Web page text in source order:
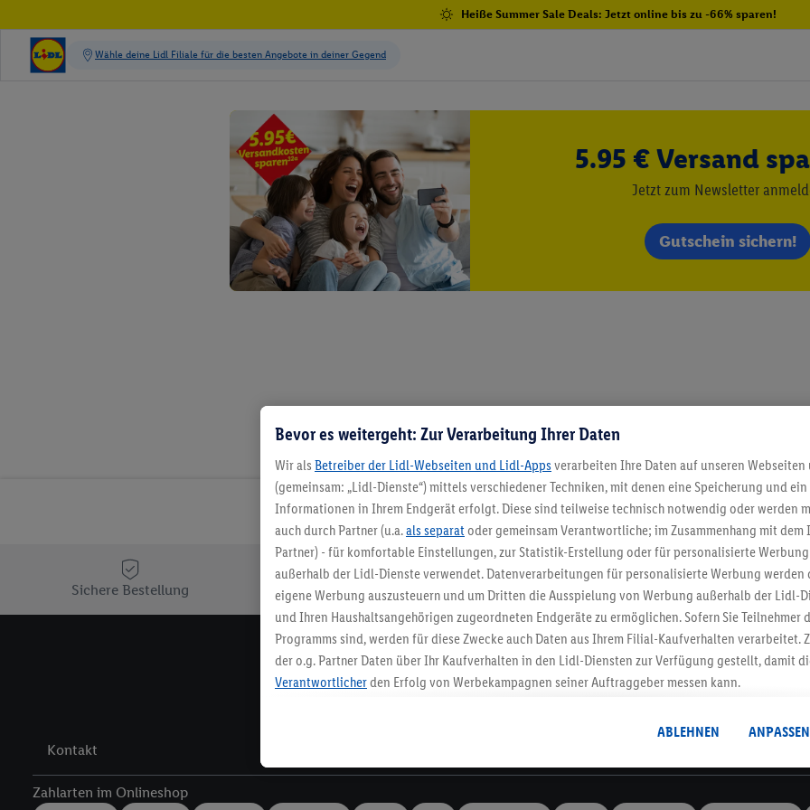
Heiße Summer Sale Deals: Jetzt online bis zu -66% sparen!
5.95 € Versand
Jetzt zum Newsletter
Gutschein sichern!
Lidl-Newsletter
Sichere Bestellung Kostenlose Retoure Rückgabefrist von
Newsletter
Melde dich zum Lidl Newsletter an & sichere dir dein
Kontakt
Zahlarten im Onlineshop
Bevor es weitergeht: Zur Verarbeitung Ihrer Daten
Wir als Betreiber der Lidl-Webseiten und Lidl-Apps verarbeiten Ihre Daten auf unseren Webseiten
(gemeinsam: „Lidl-Dienste“) mittels verschiedener Techniken, mit denen eine Speicherung und
Informationen in Ihrem Endgerät erfolgt. Diese sind teilweise technisch notwendig oder werden
auch durch Partner (u.a.als separat oder gemeinsam Verantwortliche; im Zusammenhang mit dem
Partner) - für komfortable Einstellungen, zur Statistik-Erstellung oder für personalisierte
außerhalb der Lidl-Dienste verwendet. Datenverarbeitungen für personalisierte Werbung werden
eigene Werbung auszusteuern und um Dritten die Ausspielung von Werbung außerhalb der Lidl-
und Ihren Haushaltsangehörigen zugeordneten Endgeräte zu ermöglichen. Sofern Sie Teilnehmer
Programms sind, werden für diese Zwecke auch Daten aus Ihrem Filial-Kaufverhalten verarbeitet.
der o.g. Partner Daten über Ihr Kaufverhalten in den Lidl-Diensten zur Verfügung gestellt, damit
Verantwortlicherden Erfolg von Werbekampagnen seiner Auftraggeber messen kann.
angereicherten Profilen. Dies umfasst die Zusammenführung von Daten (z.B. über Ihre Nutzung
Kaufverhalten in den Lidl-Diensten, Informationen aus Ihrem Kundenkonto - z.B. Alter oder
genauen Standortdaten) auch über verschiedene Endgeräte und Lidl-Dienste hinweg
ABLEHNEN ANPASSEN